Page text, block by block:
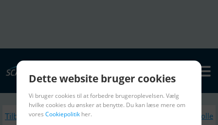
Tilbage Lignende Jolle
Dette website bruger cookies
Vi bruger cookies til at forbedre brugeroplevelsen. Vælg
hvilke cookies du ønsker at benytte. Du kan læse mere om
vores Cookiepolitik her.